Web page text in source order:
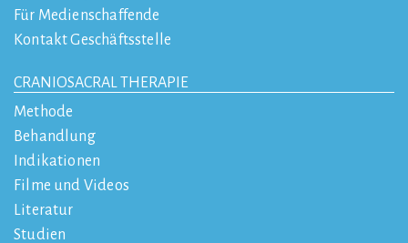
Für Medienschaffende
Kontakt Geschäftsstelle
CRANIOSACRAL THERAPIE
Methode
Behandlung
Indikationen
Filme und Videos
Literatur
Studien